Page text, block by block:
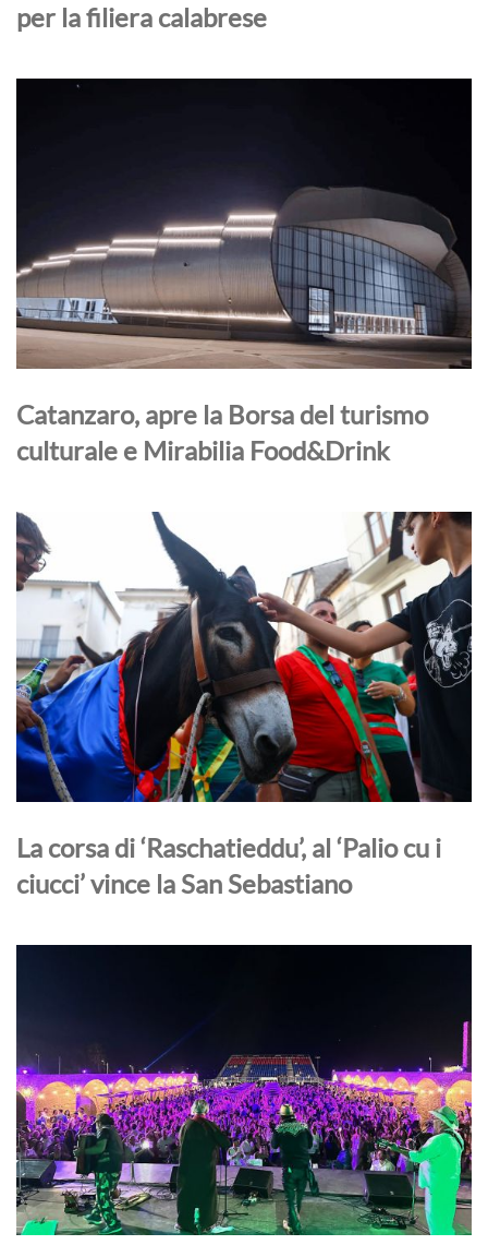
per la filiera calabrese
Catanzaro, apre la Borsa del turismo
culturale e Mirabilia Food&Drink
La corsa di ‘Raschatieddu’, al ‘Palio cu i
ciucci’ vince la San Sebastiano